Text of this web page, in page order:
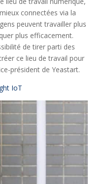
connectées via la
peuvent travailler plus
plus efficacement.
de tirer parti des
ce lieu de travail pour
président de Yeastart.
IoT